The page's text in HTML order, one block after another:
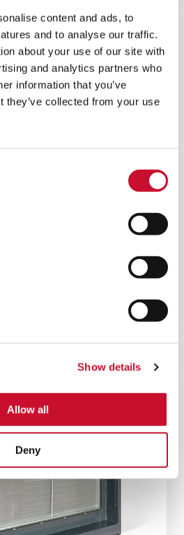
content and ads, to
and to analyse our traffic.
about your use of our site with
and analytics partners who
information that you’ve
they’ve collected from your use
Show details
Allow all
Deny
aux besoins globaux